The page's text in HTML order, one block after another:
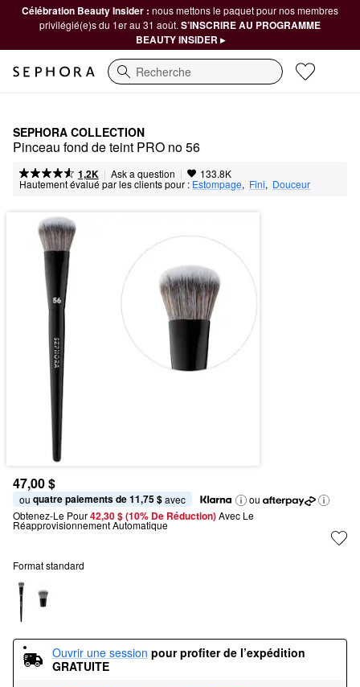
Célébration Beauty Insider : nous mettons le paquet pour nos membres
privilégié(e)s du 1er au 31 août. S’INSCRIRE AU PROGRAMME
BEAUTY INSIDER ▸
Recherche
SEPHORA COLLECTION
Pinceau fond de teint PRO no 56
1,2K | Ask a question | 133.8K
Hautement évalué par les clients pour : Estompage, Fini, Douceur
47,00 $
ou quatre paiements de 11,75 $ avec
ou
Obtenez-Le Pour42,30 $ (10% De Réduction) Avec Le
Réapprovisionnement Automatique
Format standard
Ouvrir une session pour profiter de l’expédition
GRATUITE